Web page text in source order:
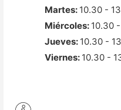
Martes: 10.30 -
Miércoles: 10.30
Jueves: 10.30 -
Viernes: 10.30 -